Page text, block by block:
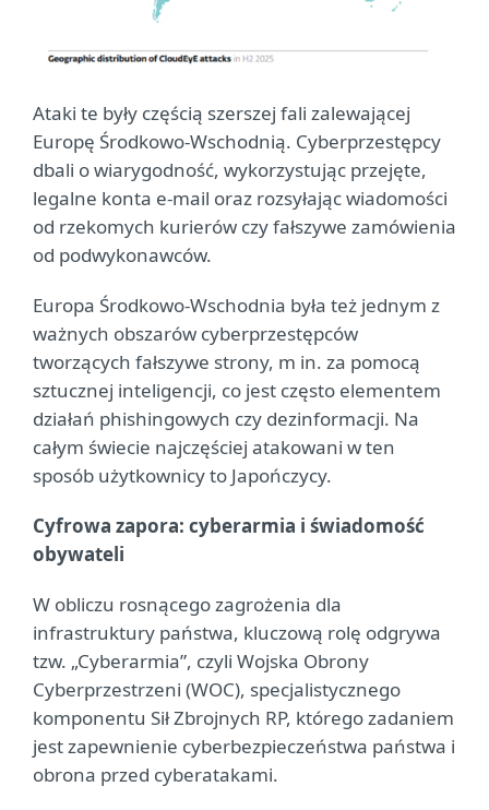
Ataki te były częścią szerszej fali zalewającej
Europę Środkowo-Wschodnią. Cyberprzestępcy
dbali o wiarygodność, wykorzystując przejęte,
legalne konta e-mail oraz rozsyłając wiadomości
od rzekomych kurierów czy fałszywe zamówienia
od podwykonawców.
Europa Środkowo-Wschodnia była też jednym z
ważnych obszarów cyberprzestępców
tworzących fałszywe strony, m in. za pomocą
sztucznej inteligencji, co jest często elementem
działań phishingowych czy dezinformacji. Na
całym świecie najczęściej atakowani w ten
sposób użytkownicy to Japończycy.
Cyfrowa zapora: cyberarmia i świadomość
obywateli
W obliczu rosnącego zagrożenia dla
infrastruktury państwa, kluczową rolę odgrywa
tzw. „Cyberarmia”, czyli Wojska Obrony
Cyberprzestrzeni (WOC), specjalistycznego
komponentu Sił Zbrojnych RP, którego zadaniem
jest zapewnienie cyberbezpieczeństwa państwa i
obrona przed cyberatakami.